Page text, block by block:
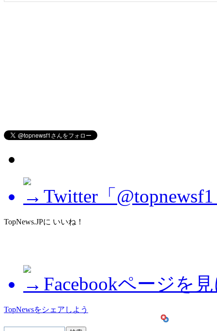
Twitter「
TopNews.JPに いいね！
Facebookページを
TopNewsをシェアしよう